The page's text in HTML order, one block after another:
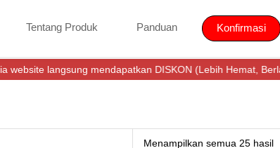
Tentang Produk Panduan Konfirmasi
mendapatkan DISKON (Lebih Hemat, Berlaku tanpa
Menampilkan semua 25 hasil